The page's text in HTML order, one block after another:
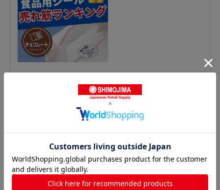
鮮魚シールの人気商品との比較